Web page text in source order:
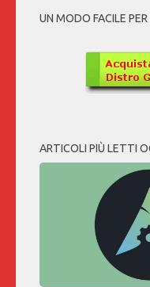
UN MODO FACILE PER
ARTICOLI PIÙ LETTI